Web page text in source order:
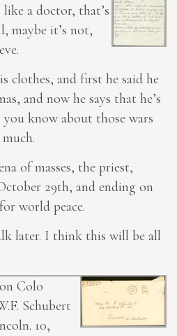
a doctor, that’s
maybe it’s not,
clothes, and first he said he
and now he says that he’s
know about those wars
of masses, the priest,
29th, and ending on
world peace.
later. I think this will be all
Colo
Schubert
10,